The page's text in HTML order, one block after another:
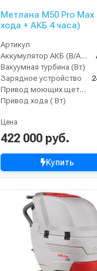
Метлана M50 Pro
хода + АКБ 4 часа)
Артикул
Аккумулятор АКБ (В/А·ч)
Вакуумная турбина (Вт)
Зарядное устройство
Привод моющих щеток (Вт)
Привод хода ( Вт)
Цена
422 000 руб.
Купить